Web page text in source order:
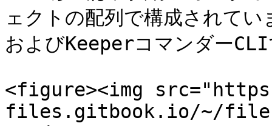
ェクトの配列で構成されて
およびKeeperコマンダー
<figure><img
files.gitbook.io/~/